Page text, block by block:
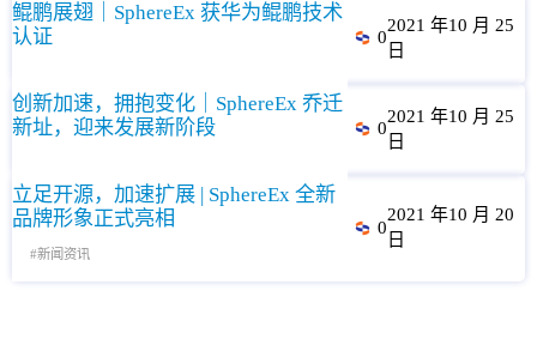
鲲鹏展翅｜SphereEx 获华为鲲鹏技术
认证
0
2021 年10 月 25
日
创新加速，拥抱变化｜SphereEx 乔迁
新址，迎来发展新阶段
0
2021 年10 月 25
日
立足开源，加速扩展 | SphereEx 全新
品牌形象正式亮相
新闻资讯
0
2021 年10 月 20
日